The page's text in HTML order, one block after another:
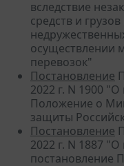
вследствие
средств и
осуществлении
перевозок"
Постановление
2022 г. N 1900
Положение о
защиты
Постановление
2022 г. N 1887
постановление